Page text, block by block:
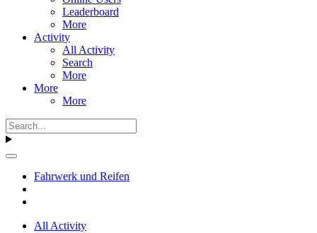
Leaderboard
More
Activity
All Activity
Search
More
More
More
Fahrwerk und Reifen
All Activity